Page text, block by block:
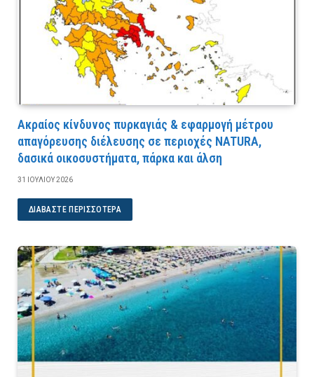
Ακραίος κίνδυνος πυρκαγιάς & εφαρμογή μέτρου
απαγόρευσης διέλευσης σε περιοχές NATURA,
δασικά οικοσυστήματα, πάρκα και άλση
31 ΙΟΥΛΊΟΥ 2026
ΔΙΑΒΆΣΤΕ ΠΕΡΙΣΣΌΤΕΡΑ